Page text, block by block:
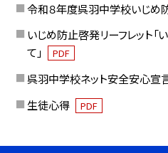
令和８年度呉羽中学校いじめ
いじめ防止啓発リーフレット
て」
PDF
呉羽中学校ネット安全安心宣
生徒心得 PDF